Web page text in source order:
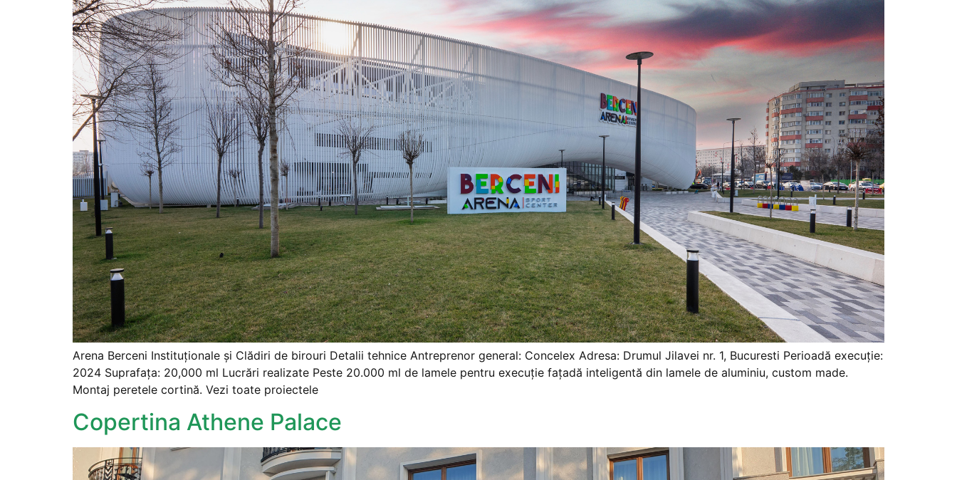
Arena Berceni Instituționale și Clădiri de birouri Detalii tehnice Antreprenor general: Concelex Adresa: Drumul Jilavei nr. 1, Bucuresti Perioadă execuție:
2024 Suprafața: 20,000 ml Lucrări realizate Peste 20.000 ml de lamele pentru execuție fațadă inteligentă din lamele de aluminiu, custom made.
Montaj peretele cortină. Vezi toate proiectele
Copertina Athene Palace